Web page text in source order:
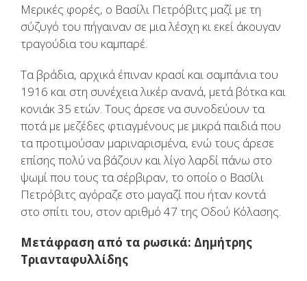
Μερικές φορές, ο Βασίλι Πετρόβιτς μαζί με τη
σύζυγό του πήγαιναν σε μια λέσχη κι εκεί άκουγαν
τραγούδια του καμπαρέ.
Τα βράδια, αρχικά έπιναν κρασί και σαμπάνια του
1916 και στη συνέχεια λικέρ ανανά, μετά βότκα και
κονιάκ 35 ετών. Τους άρεσε να συνοδεύουν τα
ποτά με μεζέδες φτιαγμένους με μικρά παιδιά που
τα προτιμούσαν μαριναρισμένα, ενώ τους άρεσε
επίσης πολύ να βάζουν και λίγο λαρδί πάνω στο
ψωμί που τους τα σέρβιραν, το οποίο ο Βασίλι
Πετρόβιτς αγόραζε στο μαγαζί που ήταν κοντά
στο σπίτι του, στον αριθμό 47 της Οδού Κόλασης.
Μετάφραση από τα ρωσικά: Δημήτρης
Τριανταφυλλίδης